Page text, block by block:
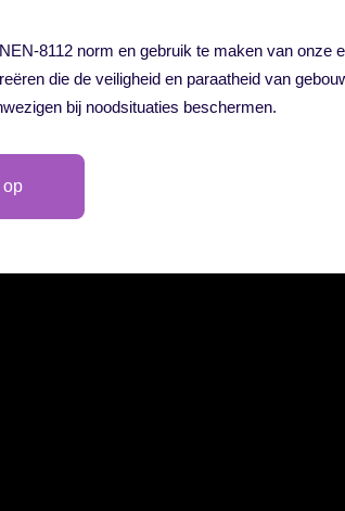
8112 norm en gebruik te maken van onze
die de veiligheid en paraatheid van
bij noodsituaties beschermen.
op